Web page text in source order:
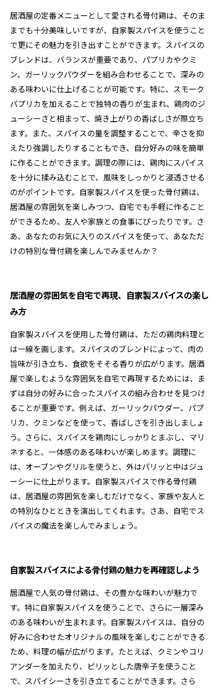
居酒屋の定番メニューとして愛される骨付鶏は、そのま
までも十分美味しいですが、自家製スパイスを使うこと
で更にその魅力を引き出すことができます。スパイスの
ブレンドは、バランスが重要であり、パプリカやクミ
ン、ガーリックパウダーを組み合わせることで、深みの
ある味わいに仕上げることが可能です。特に、スモーク
パプリカを加えることで独特の香りが生まれ、鶏肉のジ
ューシーさと相まって、焼き上がりの香ばしさが際立ち
ます。また、スパイスの量を調整することで、辛さを抑
えたり強調したりすることもでき、自分好みの味を簡単
に作ることができます。調理の際には、鶏肉にスパイス
を十分に揉み込むことで、風味をしっかりと浸透させる
のがポイントです。自家製スパイスを使った骨付鶏は、
居酒屋の雰囲気を楽しみつつ、自宅でも手軽に作ること
ができるため、友人や家族との食事にぴったりです。さ
あ、あなたのお気に入りのスパイスを使って、あなただ
けの特別な骨付鶏を楽しんでみませんか？
居酒屋の雰囲気を自宅で再現、自家製スパイスの楽し
み方
自家製スパイスを使用した骨付鶏は、ただの鶏肉料理と
は一線を画します。スパイスのブレンドによって、肉の
旨味が引き立ち、食欲をそそる香りが広がります。居酒
屋で楽しむような雰囲気を自宅で再現するためには、ま
ずは自分の好みに合ったスパイスの組み合わせを見つけ
ることが重要です。例えば、ガーリックパウダー、パプ
リカ、クミンなどを使って、香ばしさを引き出しましょ
う。さらに、スパイスを鶏肉にしっかりとまぶし、マリ
ネすると、一体感のある味わいが楽しめます。調理に
は、オーブンやグリルを使うと、外はパリッと中はジュ
ーシーに仕上がります。自家製スパイスで作る骨付鶏
は、居酒屋の雰囲気を楽しむだけでなく、家族や友人と
の特別なひとときを演出してくれます。さあ、自宅でス
パイスの魔法を楽しんでみましょう。
自家製スパイスによる骨付鶏の魅力を再確認しよう
居酒屋で人気の骨付鶏は、その豊かな味わいが魅力で
す。特に自家製スパイスを使うことで、さらに一層深み
のある味わいが生まれます。自家製スパイスは、自分の
好みに合わせたオリジナルの風味を楽しむことができる
ため、料理の幅が広がります。たとえば、クミンやコリ
アンダーを加えたり、ピリッとした唐辛子を使うこと
で、スパイシーさを引き立てることができます。さら